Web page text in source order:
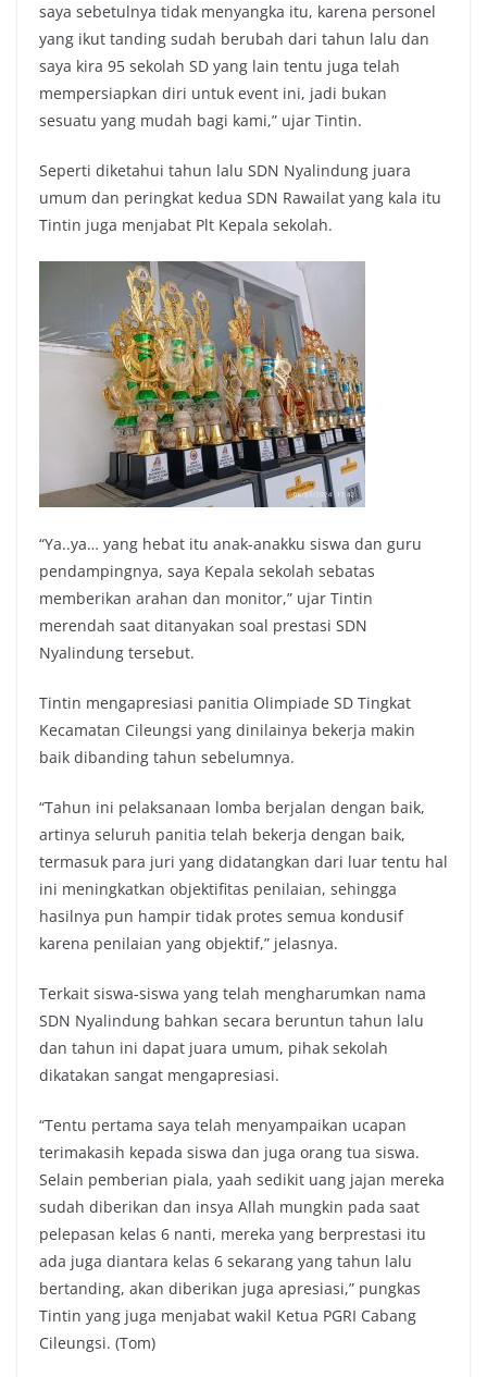
saya sebetulnya tidak menyangka itu, karena personel
yang ikut tanding sudah berubah dari tahun lalu dan
saya kira 95 sekolah SD yang lain tentu juga telah
mempersiapkan diri untuk event ini, jadi bukan
sesuatu yang mudah bagi kami,” ujar Tintin.
Seperti diketahui tahun lalu SDN Nyalindung juara
umum dan peringkat kedua SDN Rawailat yang kala itu
Tintin juga menjabat Plt Kepala sekolah.
“Ya..ya… yang hebat itu anak-anakku siswa dan guru
pendampingnya, saya Kepala sekolah sebatas
memberikan arahan dan monitor,” ujar Tintin
merendah saat ditanyakan soal prestasi SDN
Nyalindung tersebut.
Tintin mengapresiasi panitia Olimpiade SD Tingkat
Kecamatan Cileungsi yang dinilainya bekerja makin
baik dibanding tahun sebelumnya.
“Tahun ini pelaksanaan lomba berjalan dengan baik,
artinya seluruh panitia telah bekerja dengan baik,
termasuk para juri yang didatangkan dari luar tentu hal
ini meningkatkan objektifitas penilaian, sehingga
hasilnya pun hampir tidak protes semua kondusif
karena penilaian yang objektif,” jelasnya.
Terkait siswa-siswa yang telah mengharumkan nama
SDN Nyalindung bahkan secara beruntun tahun lalu
dan tahun ini dapat juara umum, pihak sekolah
dikatakan sangat mengapresiasi.
“Tentu pertama saya telah menyampaikan ucapan
terimakasih kepada siswa dan juga orang tua siswa.
Selain pemberian piala, yaah sedikit uang jajan mereka
sudah diberikan dan insya Allah mungkin pada saat
pelepasan kelas 6 nanti, mereka yang berprestasi itu
ada juga diantara kelas 6 sekarang yang tahun lalu
bertanding, akan diberikan juga apresiasi,” pungkas
Tintin yang juga menjabat wakil Ketua PGRI Cabang
Cileungsi. (Tom)